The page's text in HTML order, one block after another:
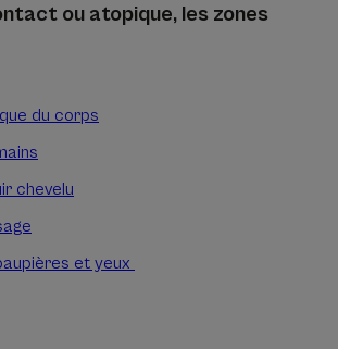
ou atopique, les zones
du corps
chevelu
et yeux